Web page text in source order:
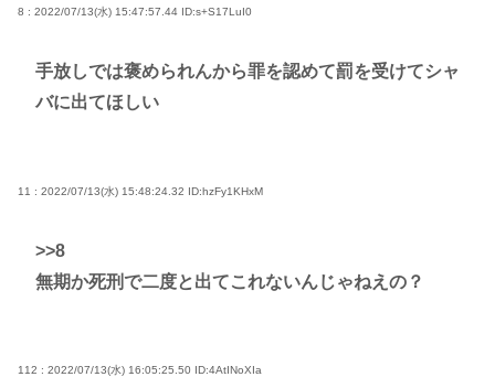
8 : 2022/07/13(水) 15:47:57.44 ID:s+S17LuI0
手放しでは褒められんから罪を認めて罰を受けてシャ
バに出てほしい
11 : 2022/07/13(水) 15:48:24.32 ID:hzFy1KHxM
>>8
無期か死刑で二度と出てこれないんじゃねえの？
112 : 2022/07/13(水) 16:05:25.50 ID:4AtINoXIa